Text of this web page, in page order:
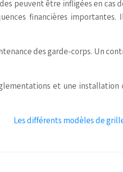
peuvent être infligées en cas
financières
des garde-corps. Un
et une
Les différents modèles de